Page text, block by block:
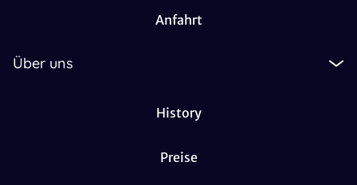
Anfahrt
Über uns
History
Preise